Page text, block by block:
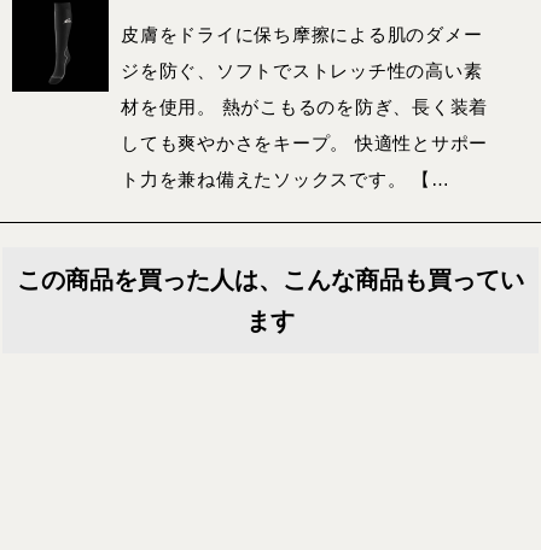
皮膚をドライに保ち摩擦による肌のダメー
ジを防ぐ、ソフトでストレッチ性の高い素
材を使用。 熱がこもるのを防ぎ、長く装着
しても爽やかさをキープ。 快適性とサポー
ト力を兼ね備えたソックスです。 【…
この商品を買った人は、こんな商品も買ってい
ます